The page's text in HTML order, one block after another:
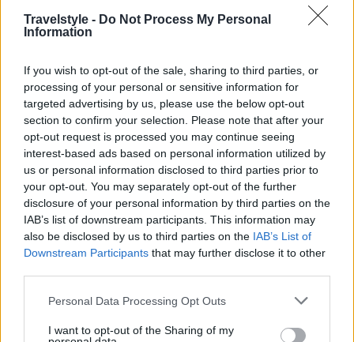
Travelstyle - Do Not Process My Personal
Information
If you wish to opt-out of the sale, sharing to third parties, or
processing of your personal or sensitive information for
targeted advertising by us, please use the below opt-out
section to confirm your selection. Please note that after your
opt-out request is processed you may continue seeing
interest-based ads based on personal information utilized by
us or personal information disclosed to third parties prior to
your opt-out. You may separately opt-out of the further
disclosure of your personal information by third parties on the
IAB’s list of downstream participants. This information may
also be disclosed by us to third parties on the IAB’s List of
Downstream Participants that may further disclose it to other
Please note that this website/app uses one or more Google
not limited to your visit or usage behaviour. You may click to
Personal Data Processing Opt Outs
I want to opt-out of the Sharing of my
Μύκονος: Απολαύστε τη μοναδική εμπειρία του Principote
premier beach club!
Στη πιο όμορφη παραλία της Μυκόνου, τον Πάνορμο και πλήρως
εναρμονισμένο με το παραδεισένιο...
Ελιά, η μεγάλη αμμουδερή παραλία της Μυκόνου που πρέπει
Η Ελιά είναι από τις ωραιότερες και μεγαλύτερες αμμώδεις παραλίες της